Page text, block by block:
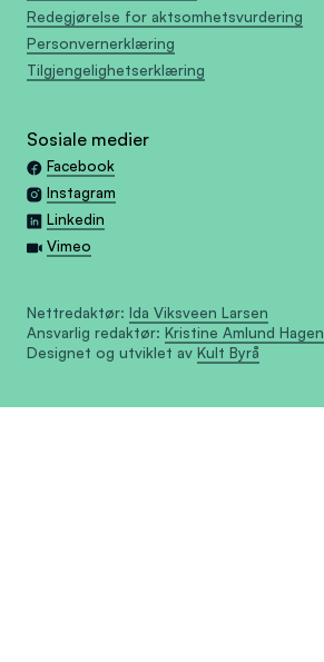
Redegjørelse for aktsomhetsvurdering
Personvernerklæring
Tilgjengelighetserklæring
Sosiale medier
Facebook
Instagram
Linkedin
Vimeo
Nettredaktør: Ida Viksveen Larsen
Ansvarlig redaktør: Kristine Amlund Hagen
Designet og utviklet av Kult Byrå